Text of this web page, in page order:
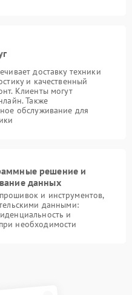
доставку техники
и качественный
Клиенты могут
Также
обслуживание для
решение и
данных
и инструментов,
данными:
и
необходимости